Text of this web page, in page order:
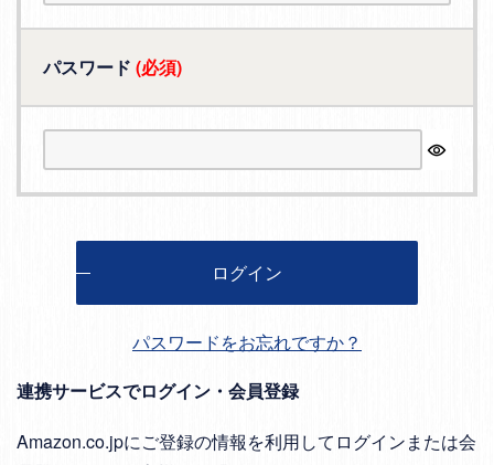
パスワード (必須)
ログイン
パスワードをお忘れですか？
連携サービスでログイン・会員登録
Amazon.co.jpにご登録の情報を利用してログインまたは会